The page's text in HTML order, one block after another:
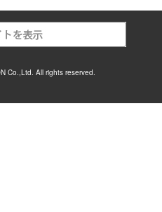
Co.,Ltd. All rights reserved.